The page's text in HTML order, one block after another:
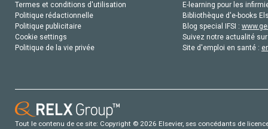
Termes et conditions d'utilisation
Politique rédactionnelle
Politique publicitaire
Cookie settings
Politique de la vie privée
E-learning pour les
Bibliothèque d'e-books
Blog special IFSI :
Suivez notre actualité
Site d'emploi en santé :
Tout le contenu de ce site: Copyright © 2026 Elsevier, ses concédants de